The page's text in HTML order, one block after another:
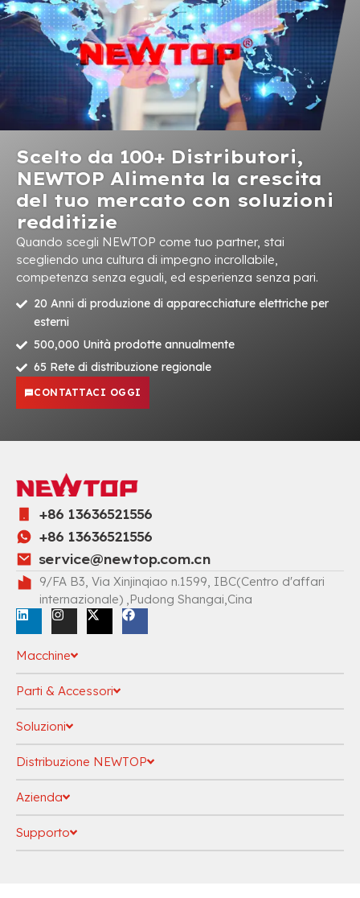
Scelto da 100+ Distributori,
NEWTOP Alimenta la crescita
del tuo mercato con soluzioni
redditizie
Quando scegli NEWTOP come tuo partner, stai
scegliendo una cultura di impegno incrollabile,
competenza senza eguali, ed esperienza senza pari.
20 Anni di produzione di apparecchiature elettriche per
esterni
500,000 Unità prodotte annualmente
65 Rete di distribuzione regionale
CONTATTACI OGGI
+86 13636521556
+86 13636521556
service@newtop.com.cn
9/FA B3, Via Xinjinqiao n.1599, IBC(Centro d'affari
internazionale) ,Pudong Shangai,Cina
Macchine
Parti & Accessori
Soluzioni
Distribuzione NEWTOP
Azienda
Supporto